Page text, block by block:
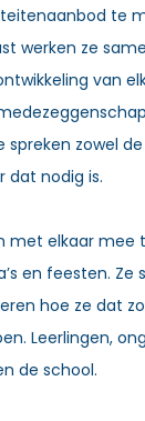
te
werken ze
van
spreken zowel
dat nodig is.
met elkaar mee
en feesten. Ze
hoe ze dat
Leerlingen,
de school.